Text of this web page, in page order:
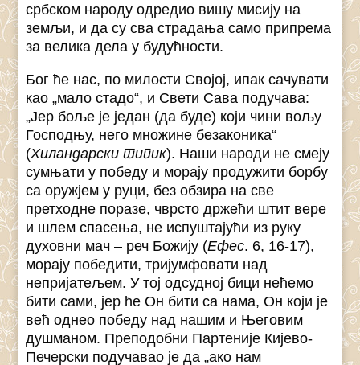
србском народу одредио вишу мисију на
земљи, и да су сва страдања само припрема
за велика дела у будућности.
Бог ће нас, по милости Својој, ипак сачувати
као „мало стадо“, и Свети Сава подучава:
„Јер боље је један (да буде) који чини вољу
Господњу, него множине безаконика“
(Хиландарски типик). Наши народи не смеју
сумњати у победу и морају продужити борбу
са оружјем у руци, без обзира на све
претходне поразе, чврсто држећи штит вере
и шлем спасења, не испуштајући из руку
духовни мач – реч Божију (Ефес. 6, 16-17),
морају победити, тријумфовати над
непријатељем. У тој одсудној бици нећемо
бити сами, јер ће Он бити са нама, Он који је
већ однео победу над нашим и Његовим
душманом. Преподобни Партеније Кијево-
Печерски подучавао је да „ако нам